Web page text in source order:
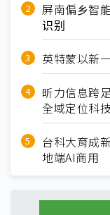
屏南偏乡智
识别
英特蒙以新
昕力信息跨
全域定位科技
台科大育成
地端AI商用